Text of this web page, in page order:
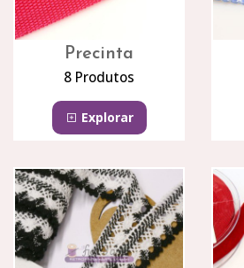
Precinta
8 Produtos
Explorar